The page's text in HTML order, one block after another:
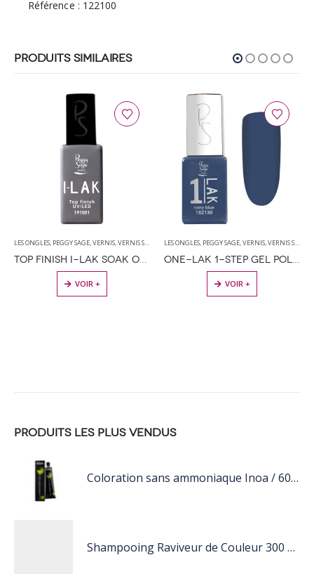
Référence : 122100
PRODUITS SIMILAIRES
LES ONGLES, PEGGY SAGE,VERNIS,VERNIS SEMI PERMANENT
TOP FINISH I-LAK SOAK OFF GEL POLISH – 11ML
VOIR +
LES ONGLES, PEGGY SAGE,VERNIS,VERNIS SEMI PERMANENT
ONE-LAK 1-STEP GEL POLISH RAINY BLUE- 5ML
VOIR +
PRODUITS LES PLUS VENDUS
Coloration sans ammoniaque Inoa / 60ML
Shampooing Raviveur de Couleur 300 ml Rose de Schwarzkopf Professional